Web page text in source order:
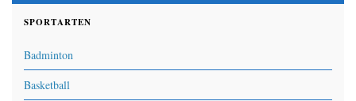
SPORTARTEN
Badminton
Basketball